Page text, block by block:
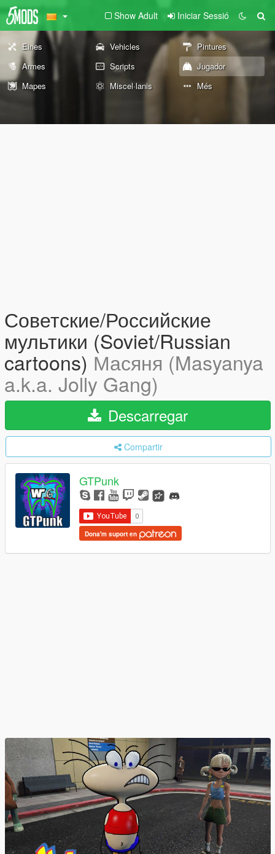
Show Adult Iniciar Sessió
Eines Vehicles
Pintures
Armes
Scripts
Jugador
Mapes
Miscel·lanis Més
Советские/Российские
мультики (Soviet/Russian
cartoons) Масяня (Masyanya
a.k.a. Jolly Gang)
Descarregar
Compartir
GTPunk
Dona'm suport en